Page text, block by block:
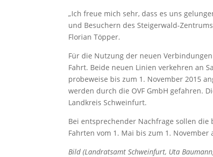
„Ich freue mich sehr, dass es uns
und Besuchern des Steigerwald-
Florian Töpper.
Für die Nutzung der neuen
Fahrt. Beide neuen Linien verkehren an
probeweise bis zum 1. November 2015
werden durch die OVF GmbH gefahren.
Landkreis Schweinfurt.
Bei entsprechender Nachfrage sollen
Fahrten vom 1. Mai bis zum 1. November
Bild (Landratsamt Schweinfurt, Uta